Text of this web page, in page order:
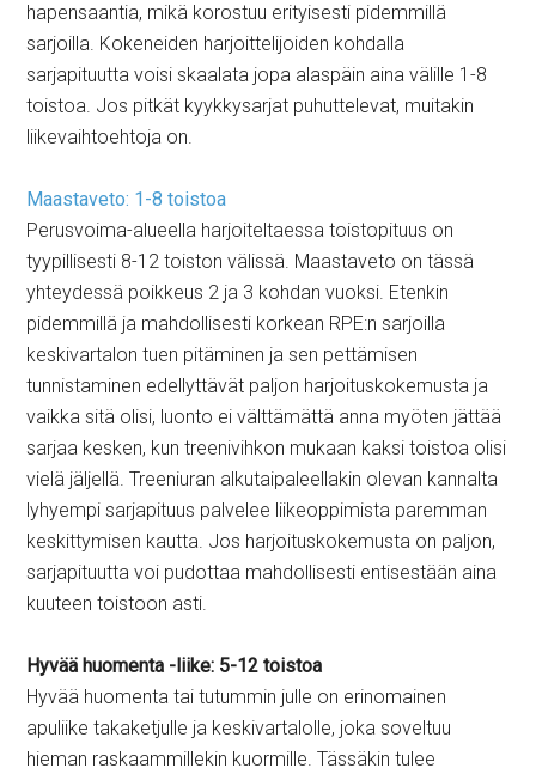
hapensaantia, mikä korostuu erityisesti pidemmillä
sarjoilla. Kokeneiden harjoittelijoiden kohdalla
sarjapituutta voisi skaalata jopa alaspäin aina välille 1-8
toistoa. Jos pitkät kyykkysarjat puhuttelevat, muitakin
liikevaihtoehtoja on.
Maastaveto: 1-8 toistoa
Perusvoima-alueella harjoiteltaessa toistopituus on
tyypillisesti 8-12 toiston välissä. Maastaveto on tässä
yhteydessä poikkeus 2 ja 3 kohdan vuoksi. Etenkin
pidemmillä ja mahdollisesti korkean RPE:n sarjoilla
keskivartalon tuen pitäminen ja sen pettämisen
tunnistaminen edellyttävät paljon harjoituskokemusta ja
vaikka sitä olisi, luonto ei välttämättä anna myöten jättää
sarjaa kesken, kun treenivihkon mukaan kaksi toistoa olisi
vielä jäljellä. Treeniuran alkutaipaleellakin olevan kannalta
lyhyempi sarjapituus palvelee liikeoppimista paremman
keskittymisen kautta. Jos harjoituskokemusta on paljon,
sarjapituutta voi pudottaa mahdollisesti entisestään aina
kuuteen toistoon asti.
Hyvää huomenta -liike: 5-12 toistoa
Hyvää huomenta tai tutummin julle on erinomainen
apuliike takaketjulle ja keskivartalolle, joka soveltuu
hieman raskaammillekin kuormille. Tässäkin tulee